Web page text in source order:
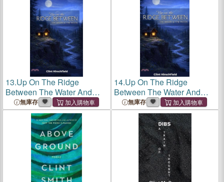
13.Up On The Ridge
Between The Water And
The Moon
無庫存
14.Up On The Ridge
Between The Water And
The Moon
無庫存